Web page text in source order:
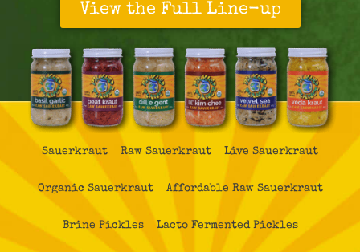
View the Full Line-up
Sauerkraut Raw Sauerkraut Live Sauerkraut
Organic Sauerkraut Affordable Raw Sauerkraut
Brine Pickles Lacto Fermented Pickles